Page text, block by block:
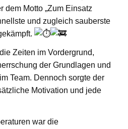
dem Motto „Zum Einsatz
und zugleich sauberste
Zeiten im Vordergrund,
der Grundlagen und
Team. Dennoch sorgte der
Motivation und jede
war die